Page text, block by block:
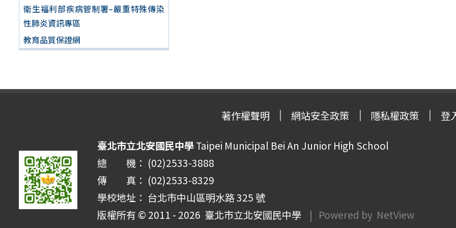
衛生福利部疾病管制署–嚴重特殊傳染
性肺炎資訊專區
教育品質保證網
著作權聲明 網站安全政策 隱私權政策 登
臺北市立北安國民中學Taipei Municipal Bei An Junior High School
總 機： (02)2533-3888
傳 真： (02)2533-8329
學校地址： 台北市中山區明水路 325 號
版權所有 © 2011 - 2026 臺北市立北安國民中學 | Powered by NetView